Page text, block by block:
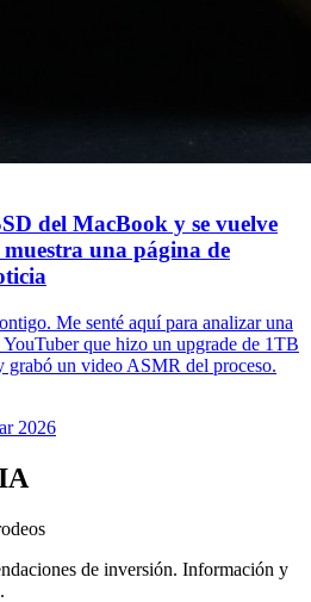
del MacBook y se vuelve
una página de
Me senté aquí para analizar una
que hizo un upgrade de 1TB
un video ASMR del proceso.
2026
de inversión. Información y